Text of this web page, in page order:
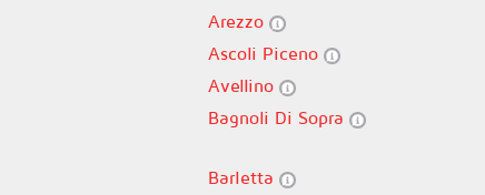
Arezzo
Ascoli Piceno
Avellino
Bagnoli Di Sopra
Barletta